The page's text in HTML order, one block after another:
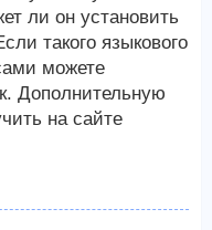
ли он установить
такого языкового
можете
Дополнительную
на сайте